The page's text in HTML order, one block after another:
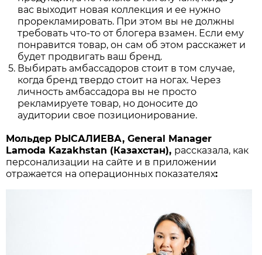
вас выходит новая коллекция и ее нужно
прорекламировать. При этом вы не должны
требовать что-то от блогера взамен. Если ему
понравится товар, он сам об этом расскажет и
будет продвигать ваш бренд.
Выбирать амбассадоров стоит в том случае,
когда бренд твердо стоит на ногах. Через
личность амбассадора вы не просто
рекламируете товар, но доносите до
аудитории свое позиционирование.
Мольдер РЫСАЛИЕВА, General Manager
Lamoda Kazakhstan (Казахстан), рассказала, как
персонализации на сайте и в приложении
отражается на операционных показателях: